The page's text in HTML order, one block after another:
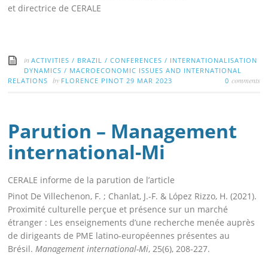
et directrice de CERALE
inACTIVITIES / BRAZIL /CONFERENCES / INTERNATIONALISATION
DYNAMICS / MACROECONOMIC ISSUES AND INTERNATIONAL
RELATIONS by FLORENCE PINOT 29 MAR 2023 0 comments
Parution – Management
international-Mi
CERALE informe de la parution de l’article
Pinot De Villechenon, F. ; Chanlat, J.-F. & López Rizzo, H. (2021).
Proximité culturelle perçue et présence sur un marché
étranger : Les enseignements d’une recherche menée auprès
de dirigeants de PME latino-européennes présentes au
Brésil.Management international-Mi, 25(6), 208-227.